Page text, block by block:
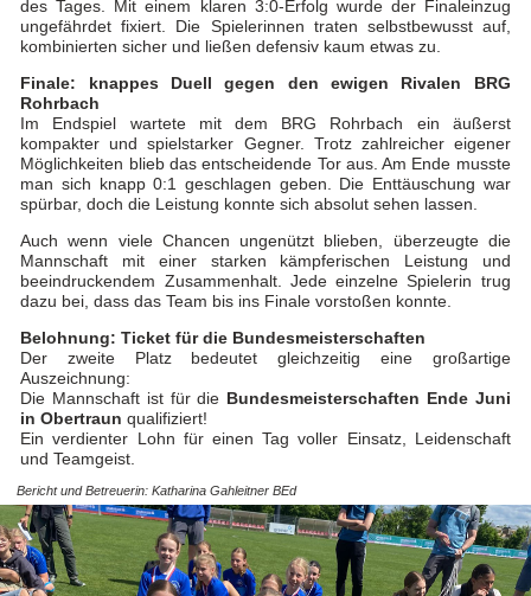
des Tages. Mit einem klaren 3:0-Erfolg wurde der Finaleinzug
ungefährdet fixiert. Die Spielerinnen traten selbstbewusst auf,
kombinierten sicher und ließen defensiv kaum etwas zu.
Finale: knappes Duell gegen den ewigen Rivalen BRG
Rohrbach
Im Endspiel wartete mit dem BRG Rohrbach ein äußerst
kompakter und spielstarker Gegner. Trotz zahlreicher eigener
Möglichkeiten blieb das entscheidende Tor aus. Am Ende musste
man sich knapp 0:1 geschlagen geben. Die Enttäuschung war
spürbar, doch die Leistung konnte sich absolut sehen lassen.
Auch wenn viele Chancen ungenützt blieben, überzeugte die
Mannschaft mit einer starken kämpferischen Leistung und
beeindruckendem Zusammenhalt. Jede einzelne Spielerin trug
dazu bei, dass das Team bis ins Finale vorstoßen konnte.
Belohnung: Ticket für die Bundesmeisterschaften
Der zweite Platz bedeutet gleichzeitig eine großartige
Auszeichnung:
Die Mannschaft ist für die Bundesmeisterschaften Ende Juni
in Obertraun qualifiziert!
Ein verdienter Lohn für einen Tag voller Einsatz, Leidenschaft
und Teamgeist.
Bericht und Betreuerin: Katharina Gahleitner BEd